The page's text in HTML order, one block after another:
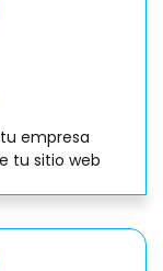
empresa
tu sitio web